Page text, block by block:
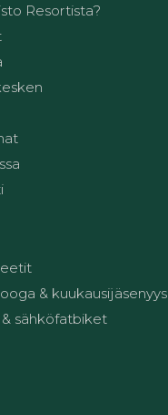
Resortista?
& kuukausijäsenyys
sähköfatbiket